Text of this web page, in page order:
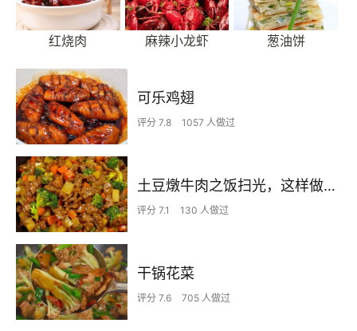
红烧肉 麻辣小龙虾 葱油饼
可乐鸡翅
评分 7.8 1057 人做过
土豆燉牛肉之饭扫光，这样做也太香了吧，还没出锅已是浓香四溢了
评分 7.1 130 人做过
干锅花菜
评分 7.6 705 人做过